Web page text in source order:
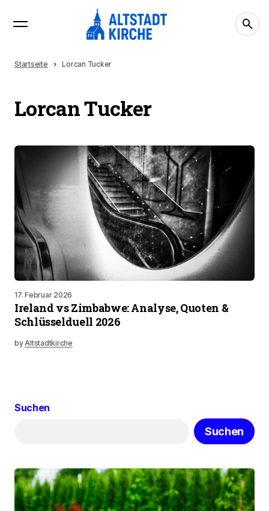
Startseite Lorcan Tucker
Lorcan Tucker
17. Februar 2026
Ireland vs Zimbabwe: Analyse, Quoten &
Schlüsselduell 2026
byAltstadtkirche
Suchen
Suchen